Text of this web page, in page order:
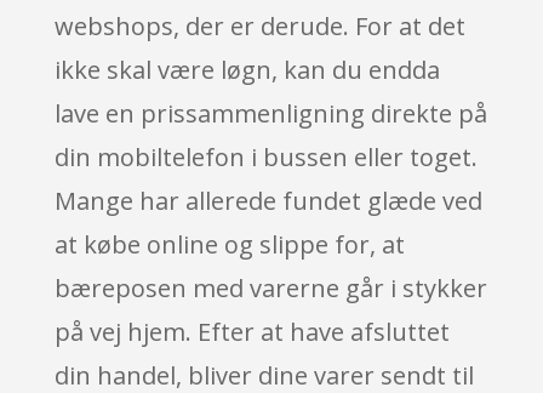
webshops, der er derude. For at det
ikke skal være løgn, kan du endda
lave en prissammenligning direkte på
din mobiltelefon i bussen eller toget.
Mange har allerede fundet glæde ved
at købe online og slippe for, at
bæreposen med varerne går i stykker
på vej hjem. Efter at have afsluttet
din handel, bliver dine varer sendt til